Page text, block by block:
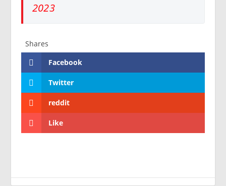
2023
Shares
Facebook
Twitter
reddit
Like